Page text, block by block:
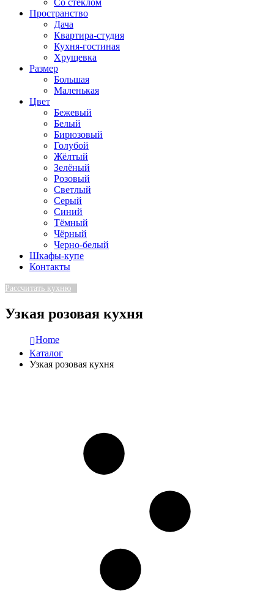
Со стеклом
Пространство
Дача
Квартира-студия
Кухня-гостиная
Хрущевка
Размер
Большая
Маленькая
Цвет
Бежевый
Белый
Бирюзовый
Голубой
Жёлтый
Зелёный
Розовый
Светлый
Серый
Синий
Тёмный
Чёрный
Черно-белый
Шкафы-купе
Контакты
Рассчитать кухню
Узкая розовая кухня
Home
Каталог
Узкая розовая кухня